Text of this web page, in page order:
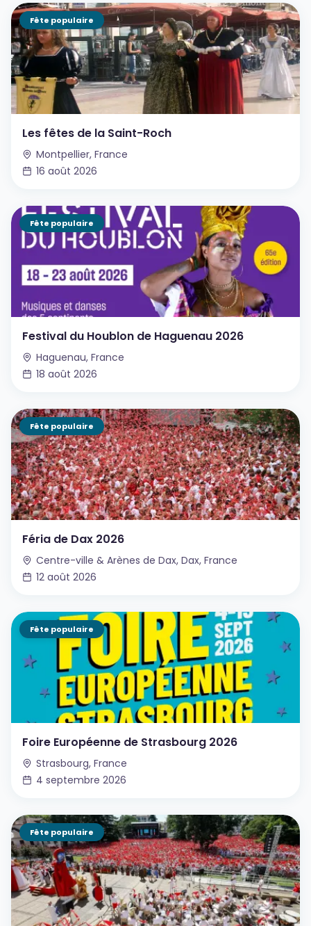
Fête populaire
Les fêtes de la Saint-Roch
Montpellier, France
16 août 2026
Fête populaire
Festival du Houblon de Haguenau 2026
Haguenau, France
18 août 2026
Fête populaire
Féria de Dax 2026
Centre-ville & Arènes de Dax, Dax, France
12 août 2026
Fête populaire
Foire Européenne de Strasbourg 2026
Strasbourg, France
4 septembre 2026
Fête populaire